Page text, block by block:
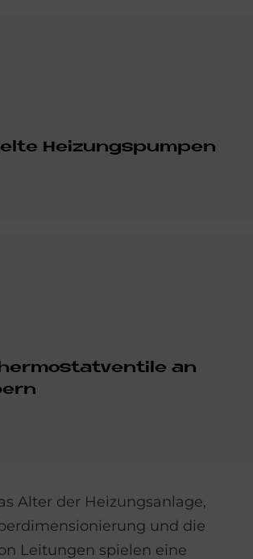
Hei­zungs­pum­pen
an
Alter der Heizungsanlage,
und die
Leitungen spielen eine